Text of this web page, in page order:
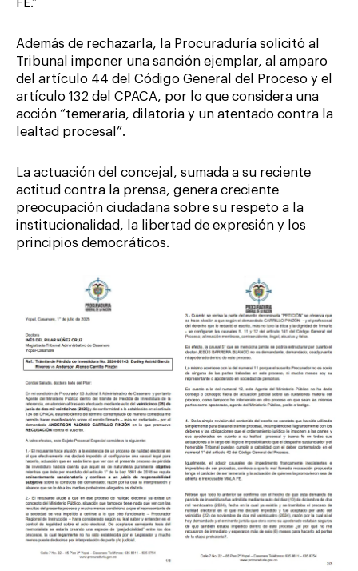
FE.”
Además de rechazarla, la Procuraduría solicitó al
Tribunal imponer una sanción ejemplar, al amparo
del artículo 44 del Código General del Proceso y el
artículo 132 del CPACA, por lo que considera una
acción “temeraria, dilatoria y un atentado contra la
lealtad procesal”.
La actuación del concejal, sumada a su reciente
actitud contra la prensa, genera creciente
preocupación ciudadana sobre su respeto a la
institucionalidad, la libertad de expresión y los
principios democráticos.